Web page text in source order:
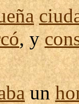
, y
un